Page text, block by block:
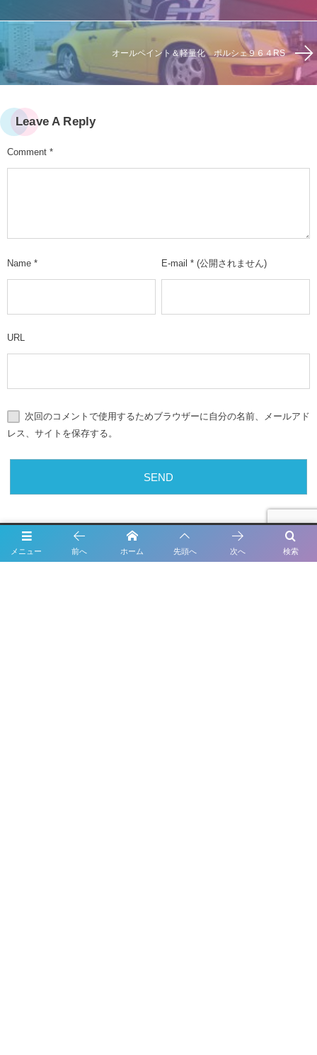
オールペイント＆軽量化 ポルシェ９６４RS
Leave A Reply
Comment *
Name * E-mail * (公開されません)
URL
次回のコメントで使用するためブラウザーに自分の名前、メールアド
レス、サイトを保存する。
メニュー 検索
前へ ホーム 先頭へ 次へ